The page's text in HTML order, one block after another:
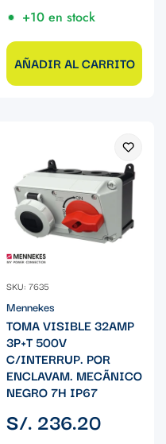
+10 en stock
AÑADIR AL CARRITO
SKU: 7635
Mennekes
TOMA VISIBLE 32AMP
3P+T 500V
C/INTERRUP. POR
ENCLAVAM. MECÃNICO
NEGRO 7H IP67
Precio
regular
S/. 236.20